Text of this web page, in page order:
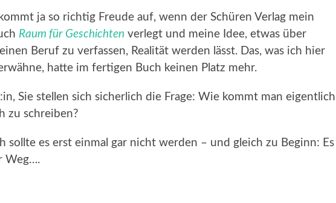
ja so richtig Freude auf, wenn der Schüren Verlag mein
Raum für Geschichten verlegt und meine Idee, etwas über
Beruf zu verfassen, Realität werden lässt. Das, was ich hier
hatte im fertigen Buch keinen Platz mehr.
Sie stellen sich sicherlich die Frage: Wie kommt man eigentlich
zu schreiben?
sollte es erst einmal gar nicht werden – und gleich zu Beginn: Es
Weg….